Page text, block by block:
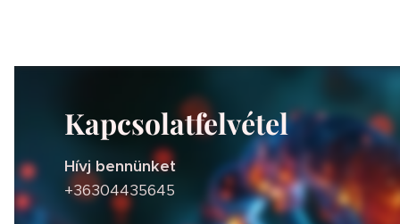
Kapcsolatfelvétel
Hívj bennünket
+36304435645